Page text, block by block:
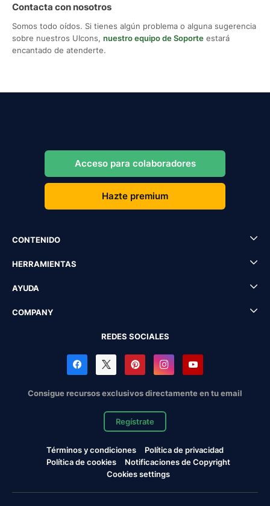
Contacta con nosotros
Somos todo oídos. Si tienes algún problema o alguna sugerencia
sobre nuestros UIcons, nuestro equipo de Soporte estará
encantado de atenderte.
Acceso para colaboradores
Hazte premium
CONTENIDO
HERRAMIENTAS
AYUDA
COMPANY
REDES SOCIALES
Consigue recursos exclusivos directamente en tu email
Regístrate
Términos y condiciones
Política de privacidad
Política de cookies
Notificaciones de Copyright
Cookies settings